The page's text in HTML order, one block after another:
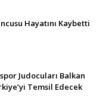
Hayatını Kaybetti
Judocuları Balkan
Temsil Edecek